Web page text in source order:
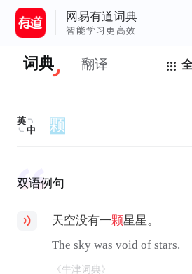
网易有道词典
智能学习更高效
词典 翻译
英
中
双语例句
天空没有一颗星星。
The sky was void of stars.
《牛津词典》